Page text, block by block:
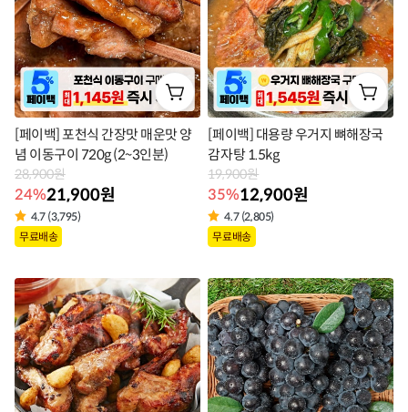
[페이백] 포천식 간장맛 매운맛 양
념 이동구이 720g (2~3인분)
28,900원
24%21,900원
4.7 (3,795)
상
라
벨
무료배송
[페이백] 대용량 우거지 뼈해장국
감자탕 1.5kg
19,900원
35%12,900원
4.7 (2,805)
상
라
벨
무료배송